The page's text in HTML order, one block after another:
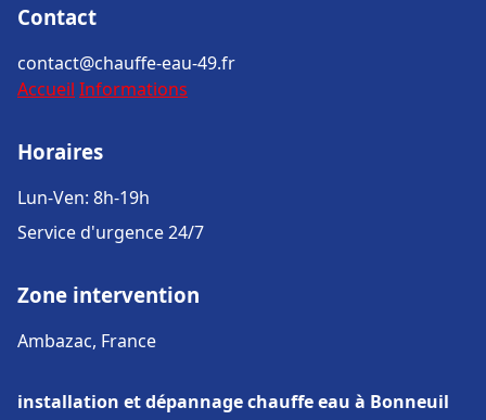
Contact
contact@chauffe-eau-49.fr
Accueil Informations
Horaires
Lun-Ven: 8h-19h
Service d'urgence 24/7
Zone intervention
Ambazac, France
installation et dépannage chauffe eau à Bonneuil